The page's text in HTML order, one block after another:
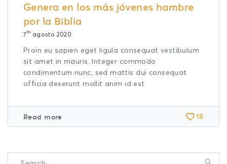
Genera en los más jóvenes hambre
por la Biblia
7th agosto 2020
Proin eu sapien eget ligula consequat vestibulum
sit amet in mauris. Integer commodo
condimentum nunc, sed mattis dui consequat
officia deserunt mollit anim id est
Read more 18